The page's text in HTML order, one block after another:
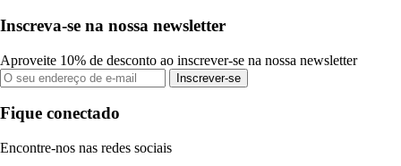
Inscreva-se na nossa newsletter
Aproveite 10% de desconto ao inscrever-se na nossa newsletter
Inscrever-se
Fique conectado
Encontre-nos nas redes sociais